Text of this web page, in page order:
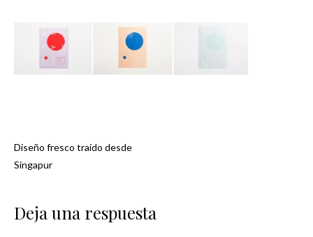
Navegación
Diseño fresco traído desde
Singapur
Deja una respuesta